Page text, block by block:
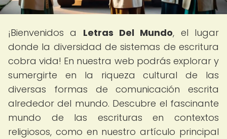
¡Bienvenidos a Letras Del Mundo, el lugar
donde la diversidad de sistemas de escritura
cobra vida! En nuestra web podrás explorar y
sumergirte en la riqueza cultural de las
diversas formas de comunicación escrita
alrededor del mundo. Descubre el fascinante
mundo de las escrituras en contextos
religiosos, como en nuestro artículo principal